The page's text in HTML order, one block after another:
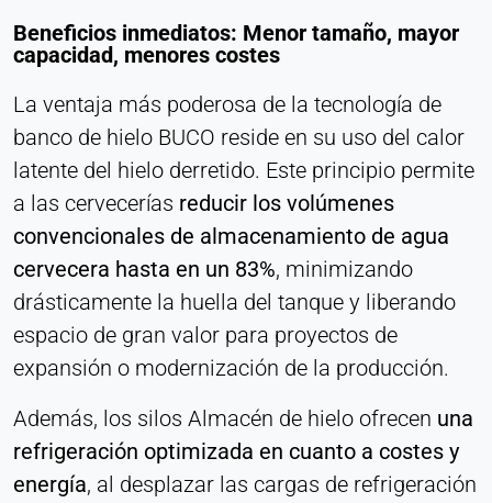
Beneficios inmediatos: Menor tamaño, mayor
capacidad, menores costes
La ventaja más poderosa de la tecnología de
banco de hielo BUCO reside en su uso del calor
latente del hielo derretido. Este principio permite
a las cervecerías reducir los volúmenes
convencionales de almacenamiento de agua
cervecera hasta en un 83%, minimizando
drásticamente la huella del tanque y liberando
espacio de gran valor para proyectos de
expansión o modernización de la producción.
Además, los silos Almacén de hielo ofrecen una
refrigeración optimizada en cuanto a costes y
energía, al desplazar las cargas de refrigeración
Name:
_li_id.#, _li_id.#.expires, _li_ses.#,
snowplowOutQueue_#_post2,
snowplowOutQueue_#_post2.expires
Provider:
Leadinfo B.V.
Purpose:
Cookie duration:
Name:
hjSession#, hjSessionUser#,
_hjAbsoluteSessionInProgress